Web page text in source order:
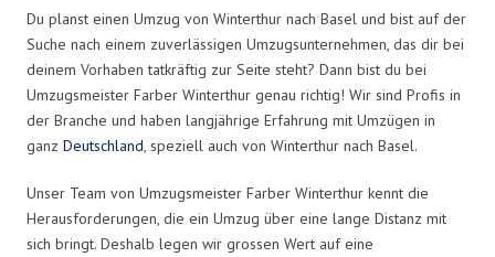
Du planst einen Umzug von Winterthur nach Basel und bist auf der
Suche nach einem zuverlässigen Umzugsunternehmen, das dir bei
deinem Vorhaben tatkräftig zur Seite steht? Dann bist du bei
Umzugsmeister Farber Winterthur genau richtig! Wir sind Profis in
der Branche und haben langjährige Erfahrung mit Umzügen in
ganz Deutschland, speziell auch von Winterthur nach Basel.
Unser Team von Umzugsmeister Farber Winterthur kennt die
Herausforderungen, die ein Umzug über eine lange Distanz mit
sich bringt. Deshalb legen wir grossen Wert auf eine